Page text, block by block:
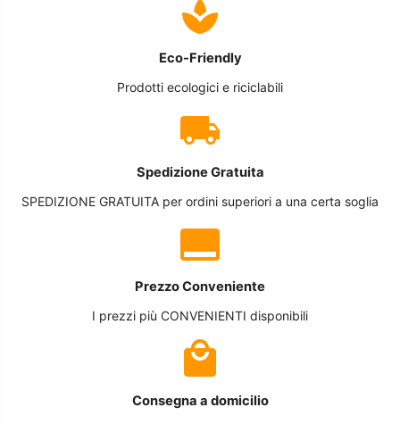
Eco-Friendly
Prodotti ecologici e riciclabili
Spedizione Gratuita
SPEDIZIONE GRATUITA per ordini superiori a una certa soglia
Prezzo Conveniente
I prezzi più CONVENIENTI disponibili
Consegna a domicilio